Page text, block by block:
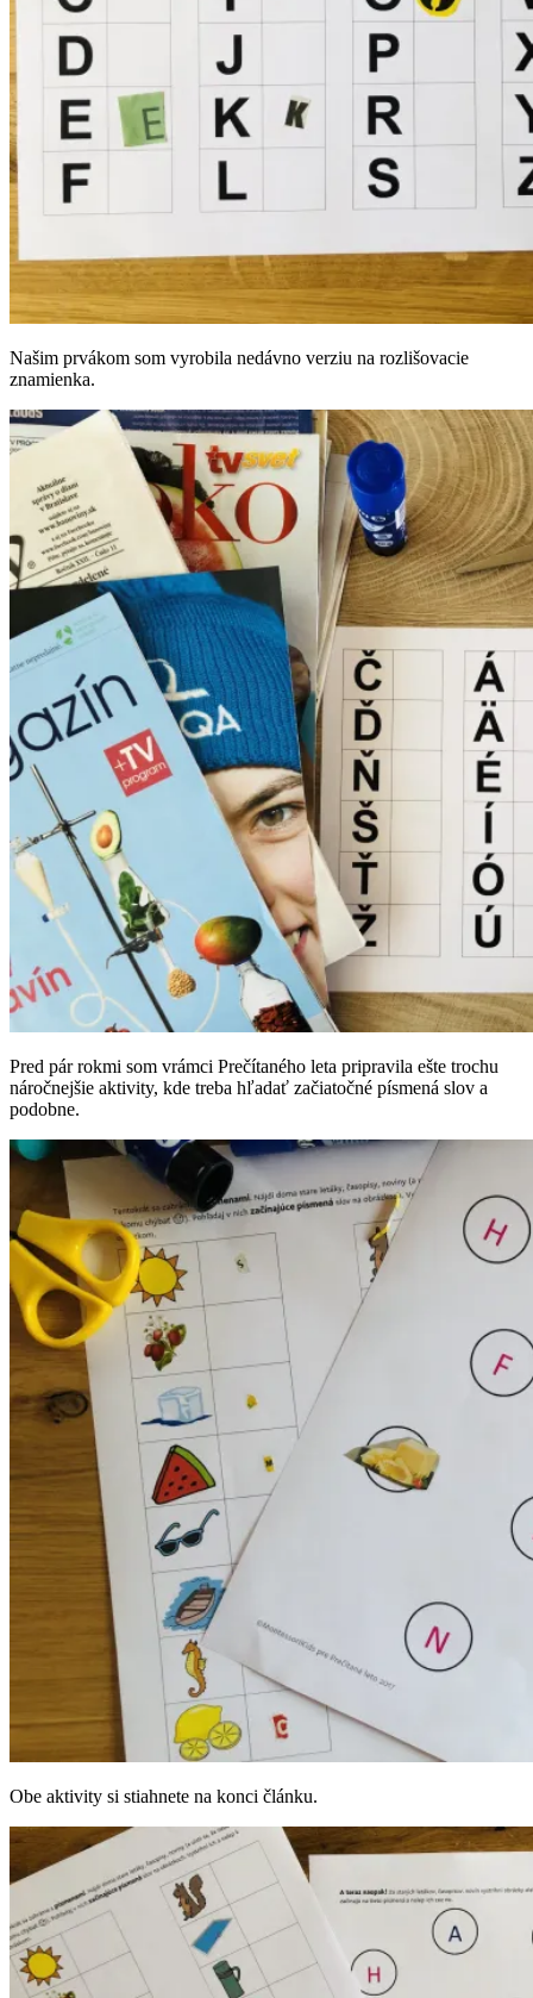
Našim prvákom som vyrobila nedávno verziu na rozlišovacie
znamienka.
Pred pár rokmi som vrámci Prečítaného leta pripravila ešte trochu
náročnejšie aktivity, kde treba hľadať začiatočné písmená slov a
podobne.
Obe aktivity si stiahnete na konci článku.